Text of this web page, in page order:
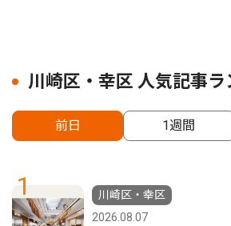
川崎区・幸区 人気記事ラ
前日 1週間
1
川崎区・幸区
2026.08.07